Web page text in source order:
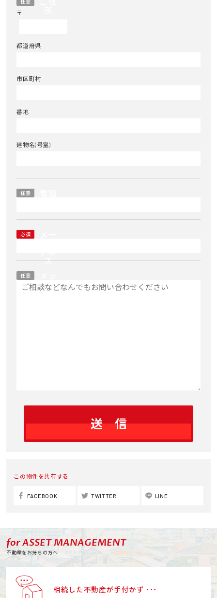
任意
〒
都道府県
市区町村
番地
建物名(号室)
任意
必須
ス
任意
セー
ジ
この物件を共有する
FACEBOOK TWITTER LINE
for ASSET MANAGEMENT
不動産をお持ちの方へ
相続した不動産が手付かず ･･･